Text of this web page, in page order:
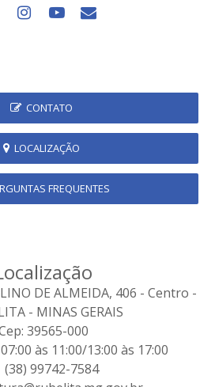
CONTATO
LOCALIZAÇÃO
FREQUENTES
DE ALMEIDA, 406 - Centro -
- MINAS GERAIS
39565-000
às 11:00/13:00 às 17:00
(38) 99742-7584